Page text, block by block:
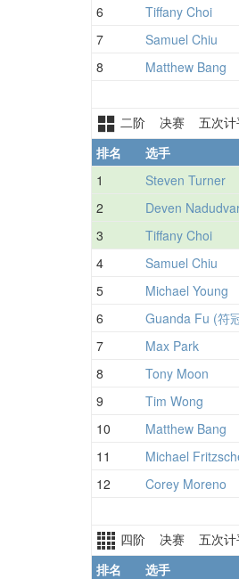
6 Tiffany Choi
7 Samuel Chiu
8 Matthew Bang
二阶 决赛 五次
排名
选手
1
Steven Turner
2 Deven
3 Tiffany Choi
4 Samuel Chiu
5 Michael Young
6 Guanda Fu (符
7 Max Park
8 Tony Moon
9 Tim Wong
10 Matthew Bang
11 Michael
12 Corey Moreno
四阶 决赛 五次
排名
选手